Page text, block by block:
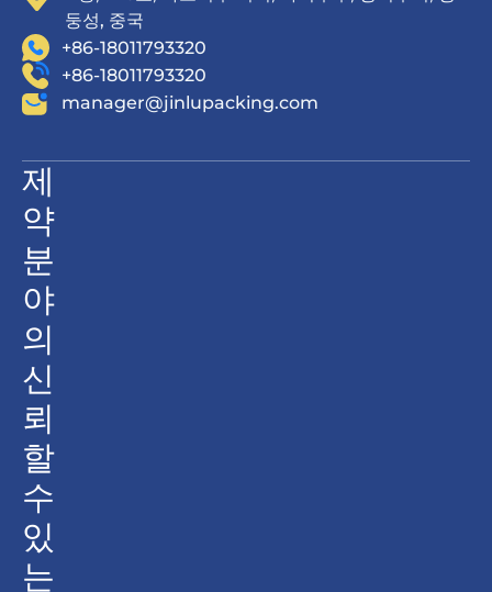
둥성, 중국
+86-18011793320
+86-18011793320
manager@jinlupacking.com
제
약
분
야
의
신
뢰
할
수
있
는